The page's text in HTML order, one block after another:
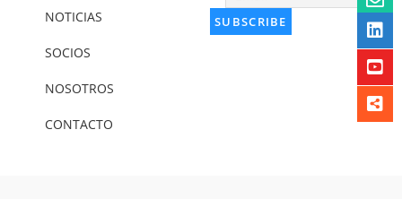
NOTICIAS
SOCIOS
NOSOTROS
CONTACTO